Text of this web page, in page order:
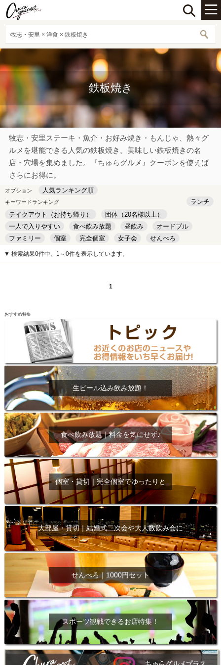
牧志・安里 × 洋食 × 鉄板焼き
鉄板焼き
牧志・安里ステーキ・魚介・お好み焼き・もんじゃ、熱々グ
ルメを堪能できる人気の鉄板焼き。美味しい鉄板焼きの名
店・穴場を集めました。『ちゅらグルメ』クーポンを使えば
さらにお得に。
オプション 人気ランキング順
キーワードランキング
ランチ
テイクアウト（お持ち帰り）
団体（20名様以上）
一人で入りやすい
食べ飲み放題 昼飲み
オードブル
ファミリー
個室 完全個室 女子会
せんべろ
キッズルーム
安い デート
▼ 検索結果0件中、1～0件を表示しています。
1
おすすめ特集
生ビール込み飲み放題！
食べ飲み放題｜料金を気にせず♪
個室・貸切｜完全個室でゆったりと
大部屋・貸切｜結婚式二次会や大人数飲み会に
せんべろ｜1000円セット
スポーツ観戦できるお店特集！